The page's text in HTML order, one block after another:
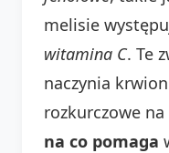
melisie
witamina C. Te
naczynia
rozkurczowe
na co pomaga